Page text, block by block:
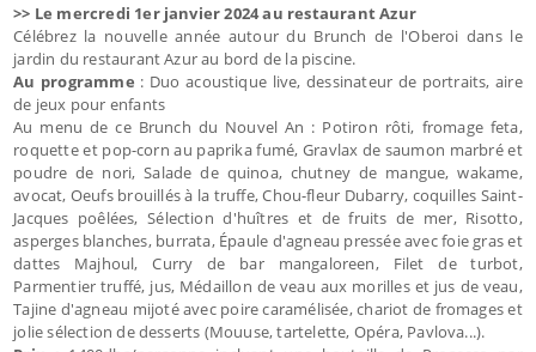
>> Le mercredi 1er janvier 2024 au restaurant Azur
Célébrez la nouvelle année autour du Brunch de l'Oberoi dans le
jardin du restaurant Azur au bord de la piscine.
Au programme : Duo acoustique live, dessinateur de portraits, aire
de jeux pour enfants
Au menu de ce Brunch du Nouvel An : Potiron rôti, fromage feta,
roquette et pop-corn au paprika fumé, Gravlax de saumon marbré et
poudre de nori, Salade de quinoa, chutney de mangue, wakame,
avocat, Oeufs brouillés à la truffe, Chou-fleur Dubarry, coquilles Saint-
Jacques poêlées, Sélection d'huîtres et de fruits de mer, Risotto,
asperges blanches, burrata, Épaule d'agneau pressée avec foie gras et
dattes Majhoul, Curry de bar mangaloreen, Filet de turbot,
Parmentier truffé, jus, Médaillon de veau aux morilles et jus de veau,
Tajine d'agneau mijoté avec poire caramélisée, chariot de fromages et
jolie sélection de desserts (Mouuse, tartelette, Opéra, Pavlova...).